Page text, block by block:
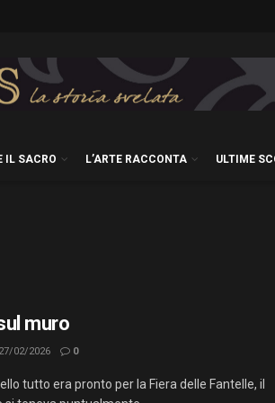
IL SACRO L’ARTE RACCONTA ULTIME
muro
02/2026 0
tutto era pronto per la Fiera delle Fantelle, il